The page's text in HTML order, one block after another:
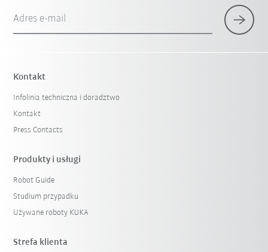
Adres e-mail
Kontakt
Infolinia techniczna i doradztwo
Kontakt
Press Contacts
Produkty i usługi
Robot Guide
Studium przypadku
Używane roboty KUKA
Strefa klienta